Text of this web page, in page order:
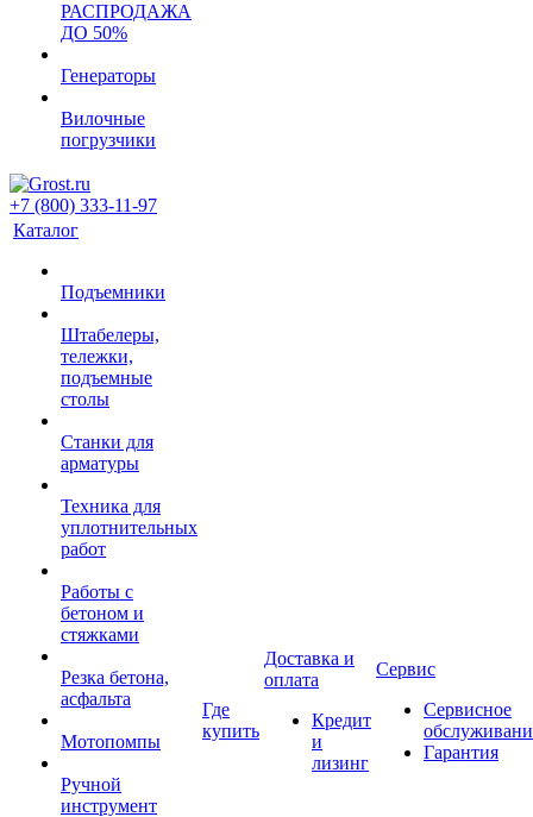
РАСПРОДАЖА
ДО 50%
Генераторы
Вилочные
погрузчики
+7 (800) 333-11-97
Каталог
Подъемники
Штабелеры,
тележки,
подъемные
столы
Станки для
арматуры
Техника для
уплотнительных
работ
Работы с
бетоном и
стяжками
Резка бетона,
асфальта
Мотопомпы
Ручной
инструмент
Где
купить
Доставка и
оплата
Кредит
и
лизинг
Сервис
Сервисное
Гарантия